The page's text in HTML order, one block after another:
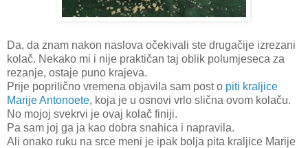
Da, da znam nakon naslova očekivali ste drugačije izrezani
kolač. Nekako mi i nije praktičan taj oblik polumjeseca za
rezanje, ostaje puno krajeva.
Prije poprilično vremena objavila sam post o piti kraljice
Marije Antonoete, koja je u osnovi vrlo slična ovom kolaču.
No mojoj svekrvi je ovaj kolač finiji.
Pa sam joj ga ja kao dobra snahica i napravila.
Ali onako ruku na srce meni je ipak bolja pita kraljice Marije